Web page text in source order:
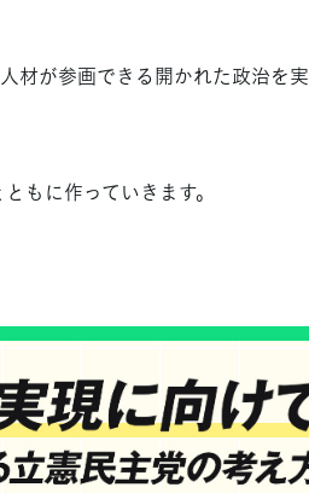
材が参画できる開かれた政治を
もに作っていきます。